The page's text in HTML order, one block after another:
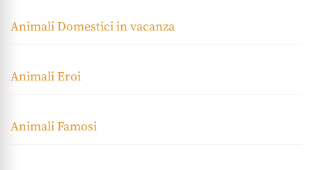
Animali Domestici in vacanza
Animali Eroi
Animali Famosi